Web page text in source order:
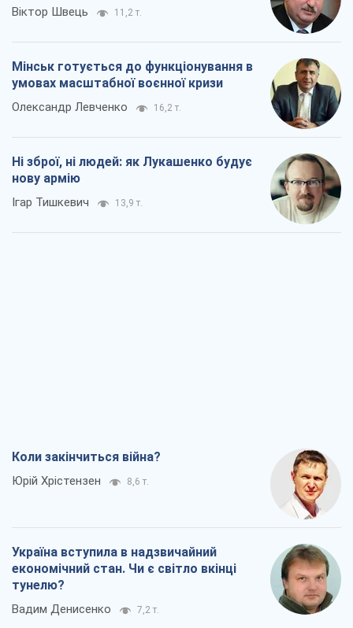
Віктор Швець 11,2 т.
Мінськ готується до функціонування в
умовах масштабної воєнної кризи
Олександр Левченко 16,2 т.
Ні зброї, ні людей: як Лукашенко будує
нову армію
Ігар Тишкевич 13,9 т.
Коли закінчиться війна?
Юрій Хрістензен 8,6 т.
Україна вступила в надзвичайний
економічний стан. Чи є світло вкінці
тунелю?
Вадим Денисенко 7,2 т.